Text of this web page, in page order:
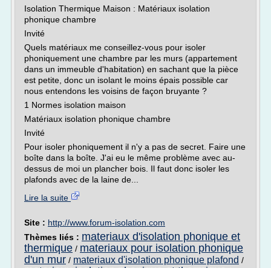
Isolation Thermique Maison : Matériaux isolation
phonique chambre
Invité
Quels matériaux me conseillez-vous pour isoler
phoniquement une chambre par les murs (appartement
dans un immeuble d'habitation) en sachant que la pièce
est petite, donc un isolant le moins épais possible car
nous entendons les voisins de façon bruyante ?
1 Normes isolation maison
Matériaux isolation phonique chambre
Invité
Pour isoler phoniquement il n'y a pas de secret. Faire une
boîte dans la boîte. J'ai eu le même problème avec au-
dessus de moi un plancher bois. Il faut donc isoler les
plafonds avec de la laine de...
Lire la suite
Site : http://www.forum-isolation.com
Thèmes liés : materiaux d'isolation phonique et
thermique / materiaux pour isolation phonique
d'un mur / materiaux d'isolation phonique plafond /